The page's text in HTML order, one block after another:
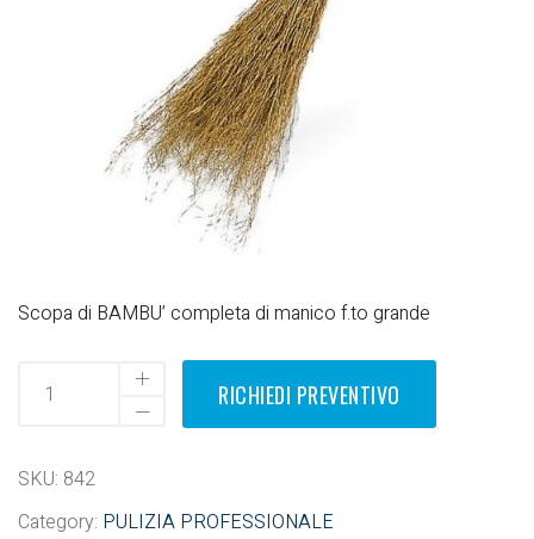
Scopa di BAMBU’ completa di manico f.to grande
RICHIEDI PREVENTIVO
SKU: 842
Category: PULIZIA PROFESSIONALE